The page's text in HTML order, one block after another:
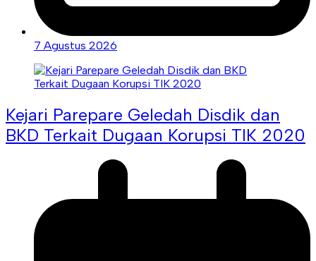
7 Agustus 2026
Kejari Parepare Geledah Disdik dan
BKD Terkait Dugaan Korupsi TIK 2020